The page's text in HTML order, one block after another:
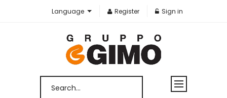
Language Register Sign in